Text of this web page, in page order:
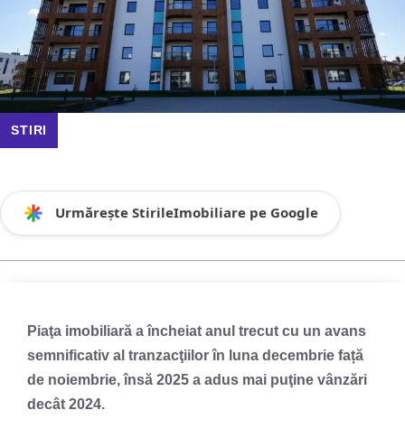
STIRI
Urmărește StirileImobiliare pe Google
Piaţa imobiliară a încheiat anul trecut cu un avans
semnificativ al tranzacţiilor în luna decembrie față
de noiembrie, însă 2025 a adus mai puţine vânzări
decât 2024.